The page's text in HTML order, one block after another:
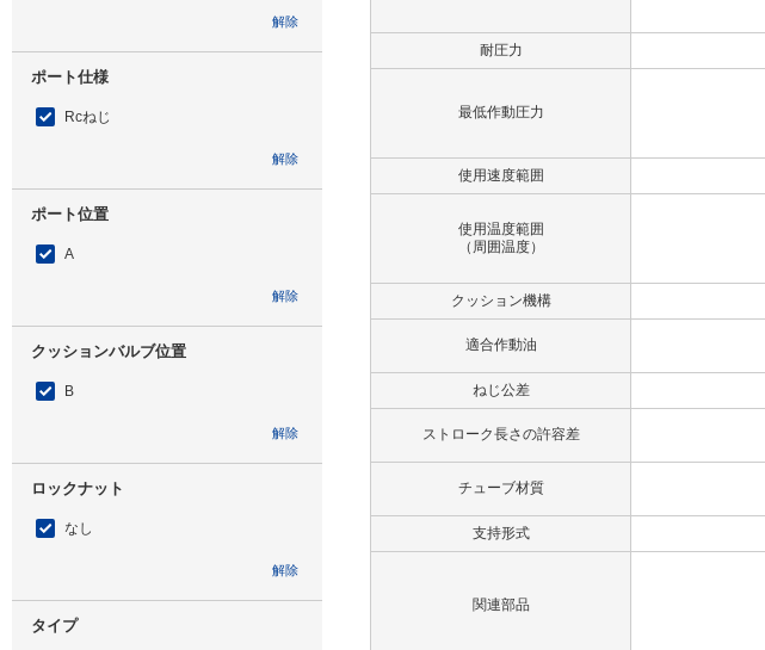
解除
ポート仕様
Rcねじ
解除
ポート位置
A
解除
クッションバルブ位置
B
解除
ロックナット
なし
解除
タイプ
耐圧力
最低作動圧力
使用速度範囲
使用温度範囲
（周囲温度）
クッション機構
適合作動油
ねじ公差
ストローク長さの許容差
チューブ材質
支持形式
関連部品